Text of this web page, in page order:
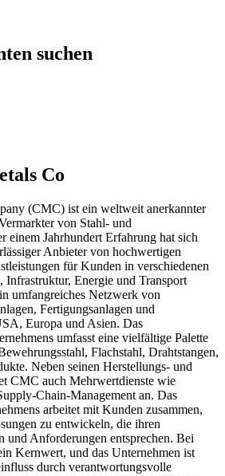
suchen
Co
(CMC) ist ein weltweit anerkannter
von Stahl- und
einem Jahrhundert Erfahrung hat sich
Anbieter von hochwertigen
für Kunden in verschiedenen
Infrastruktur, Energie und Transport
umfangreiches Netzwerk von
Fertigungsanlagen und
Europa und Asien. Das
umfasst eine vielfältige Palette
Flachstahl, Drahtstangen,
Neben seinen Herstellungs- und
CMC auch Mehrwertdienste wie
Chain-Management an. Das
arbeitet mit Kunden zusammen,
zu entwickeln, die ihren
und Anforderungen entsprechen. Bei
Kernwert, und das Unternehmen ist
durch verantwortungsvolle